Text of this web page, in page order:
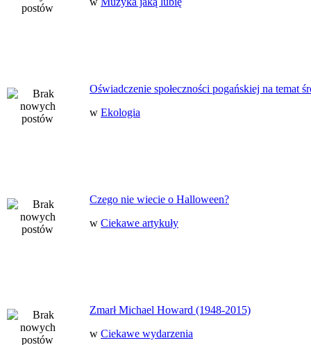
Oświadczenie społeczności pogańskiej na temat
w Ekologia
Czego nie wiecie o Halloween?
w Ciekawe artykuły
Zmarł Michael Howard (1948-2015)
w Ciekawe wydarzenia